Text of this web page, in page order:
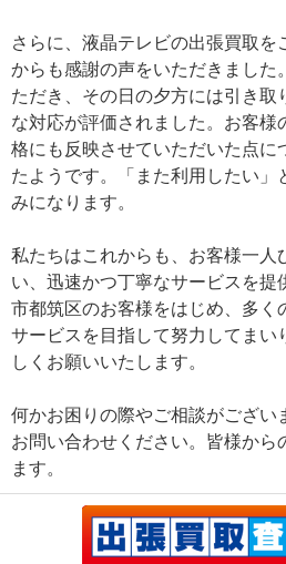
さらに、液晶テレビの出張買取を
からも感謝の声をいただきました
ただき、その日の夕方には引き取
な対応が評価されました。お客様
格にも反映させていただいた点に
たようです。「また利用したい」
みになります。
私たちはこれからも、お客様一人
い、迅速かつ丁寧なサービスを提
市都筑区のお客様をはじめ、多く
サービスを目指して努力してまい
しくお願いいたします。
何かお困りの際やご相談がござい
お問い合わせください。皆様から
ます。